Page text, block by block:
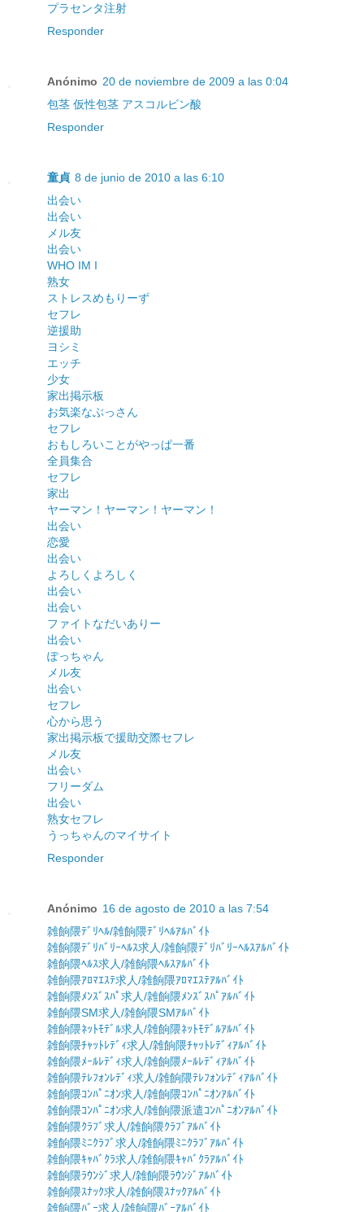
プラセンタ注射
Responder
Anónimo 20 de noviembre de 2009 a las 0:04
包茎 仮性包茎 アスコルビン酸
Responder
童貞 8 de junio de 2010 a las 6:10
出会い
出会い
メル友
出会い
WHO IM I
熟女
ストレスめもりーず
セフレ
逆援助
ヨシミ
エッチ
少女
家出掲示板
お気楽なぶっさん
セフレ
おもしろいことがやっぱ一番
全員集合
セフレ
家出
ヤーマン！ヤーマン！ヤーマン！
出会い
恋愛
出会い
よろしくよろしく
出会い
出会い
ファイトなだいありー
出会い
ぽっちゃん
メル友
出会い
セフレ
心から思う
家出掲示板で援助交際セフレ
メル友
出会い
フリーダム
出会い
熟女セフレ
うっちゃんのマイサイト
Responder
Anónimo 16 de agosto de 2010 a las 7:54
雑餉隈ﾃﾞﾘﾍﾙ/雑餉隈ﾃﾞﾘﾍﾙｱﾙﾊﾞｲﾄ
雑餉隈ﾃﾞﾘﾊﾞﾘｰﾍﾙｽ求人/雑餉隈ﾃﾞﾘﾊﾞﾘｰﾍﾙｽｱﾙﾊﾞｲﾄ
雑餉隈ﾍﾙｽ求人/雑餉隈ﾍﾙｽｱﾙﾊﾞｲﾄ
雑餉隈ｱﾛﾏｴｽﾃ求人/雑餉隈ｱﾛﾏｴｽﾃｱﾙﾊﾞｲﾄ
雑餉隈ﾒﾝｽﾞｽﾊﾟ求人/雑餉隈ﾒﾝｽﾞｽﾊﾟｱﾙﾊﾞｲﾄ
雑餉隈SM求人/雑餉隈SMｱﾙﾊﾞｲﾄ
雑餉隈ﾈｯﾄﾓﾃﾞﾙ求人/雑餉隈ﾈｯﾄﾓﾃﾞﾙｱﾙﾊﾞｲﾄ
雑餉隈ﾁｬｯﾄﾚﾃﾞｨ求人/雑餉隈ﾁｬｯﾄﾚﾃﾞｨｱﾙﾊﾞｲﾄ
雑餉隈ﾒｰﾙﾚﾃﾞｨ求人/雑餉隈ﾒｰﾙﾚﾃﾞｨｱﾙﾊﾞｲﾄ
雑餉隈ﾃﾚﾌｫﾝﾚﾃﾞｨ求人/雑餉隈ﾃﾚﾌｫﾝﾚﾃﾞｨｱﾙﾊﾞｲﾄ
雑餉隈ｺﾝﾊﾟﾆｵﾝ求人/雑餉隈ｺﾝﾊﾟﾆｵﾝｱﾙﾊﾞｲﾄ
雑餉隈ｺﾝﾊﾟﾆｵﾝ求人/雑餉隈派遣ｺﾝﾊﾟﾆｵﾝｱﾙﾊﾞｲﾄ
雑餉隈ｸﾗﾌﾞ求人/雑餉隈ｸﾗﾌﾞｱﾙﾊﾞｲﾄ
雑餉隈ﾐﾆｸﾗﾌﾞ求人/雑餉隈ﾐﾆｸﾗﾌﾞｱﾙﾊﾞｲﾄ
雑餉隈ｷｬﾊﾞｸﾗ求人/雑餉隈ｷｬﾊﾞｸﾗｱﾙﾊﾞｲﾄ
雑餉隈ﾗｳﾝｼﾞ求人/雑餉隈ﾗｳﾝｼﾞｱﾙﾊﾞｲﾄ
雑餉隈ｽﾅｯｸ求人/雑餉隈ｽﾅｯｸｱﾙﾊﾞｲﾄ
雑餉隈ﾊﾞｰ求人/雑餉隈ﾊﾞｰｱﾙﾊﾞｲﾄ